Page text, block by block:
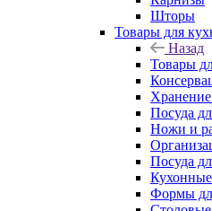
Шторы
Товары для
Назад
Товары
Посуда
Ножи и
Посуда
Формы